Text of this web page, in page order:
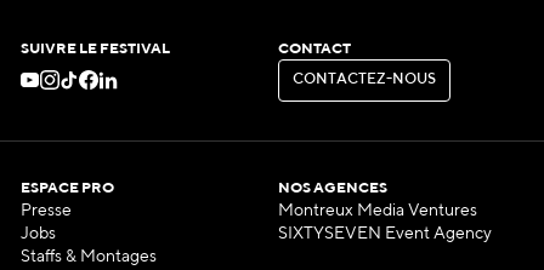
SUIVRE LE FESTIVAL CONTACT
CON ACT EZ-N OUS
CONTACTEZ-NOUS
ESPACE PRO
Presse
Jobs
Staffs & Montages
NOS AGENCES
Montreux Media Ventures
SIXTYSEVEN Event Agency